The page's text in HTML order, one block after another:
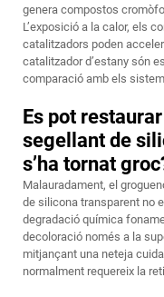
genera compostos
L’exposició a la calor, els
catalitzadors poden
catalitzador d’estany són
comparació amb els
Es pot
segellant de
s’ha tornat
Malauradament, el
de silicona transparent no
degradació química
decoloració només a la
mitjançant una neteja
normalment requereix la